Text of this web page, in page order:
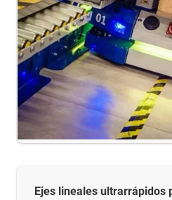
Ejes lineales ultrarrápidos